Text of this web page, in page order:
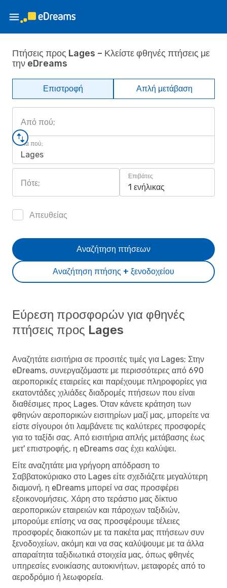
Πτήσεις προς Lages – Κλείστε φθηνές πτήσεις με
την eDreams
Επιστροφή Απλή μετάβαση
Από πού;
Για πού;
Lages
Πότε;
Επιβάτες
1 ενήλικας
Απευθείας
Αναζήτηση πτήσης + ξενοδοχείου
Αναζήτηση πτήσεων
Εύρεση προσφορών για φθηνές
πτήσεις προς Lages
Αναζητάτε εισιτήρια σε προσιτές τιμές για Lages; Στην
eDreams, συνεργαζόμαστε με περισσότερες από 690
αεροπορικές εταιρείες και παρέχουμε πληροφορίες για
εκατοντάδες χιλιάδες διαδρομές πτήσεων που είναι
διαθέσιμες προς Lages. Όταν κάνετε κράτηση των
φθηνών αεροπορικών εισιτηρίων μαζί μας, μπορείτε να
είστε σίγουροι ότι λαμβάνετε τις καλύτερες προσφορές
για το ταξίδι σας. Από εισιτήρια απλής μετάβασης έως
μετ' επιστροφής, η eDreams σας έχει καλύψει.
Είτε αναζητάτε μια γρήγορη απόδραση το
Σαββατοκύριακο στο Lages είτε σχεδιάζετε μεγαλύτερη
διαμονή, η eDreams μπορεί να σας προσφέρει
εξοικονομήσεις. Χάρη στο τεράστιο μας δίκτυο
αεροπορικών εταιρειών και πάροχων ταξιδιών,
μπορούμε επίσης να σας προσφέρουμε τέλειες
προσφορές διακοπών με τα πακέτα μας πτήσεων συν
ξενοδοχείων, ακόμη και να σας καλύψουμε με τα άλλα
απαραίτητα ταξιδιωτικά στοιχεία μας, όπως φθηνές
υπηρεσίες ενοικίασης αυτοκινήτων, μεταφορές από το
αεροδρόμιο ή λεωφορεία.